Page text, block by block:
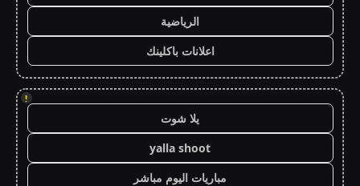
الرياضية
اعلانات باكلينك
!
يلا شوت
yalla shoot
مباريات اليوم مباشر